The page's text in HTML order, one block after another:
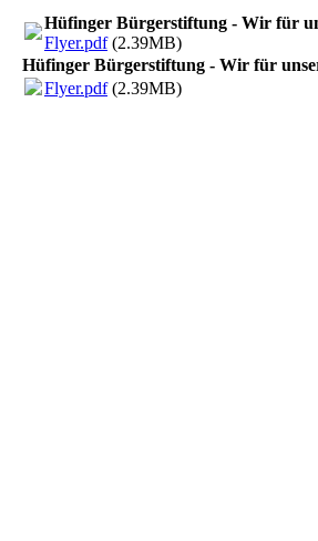
Hüfinger Bürgerstiftung - Wir für
Flyer.pdf(2.39MB)
Hüfinger Bürgerstiftung - Wir für
Flyer.pdf(2.39MB)